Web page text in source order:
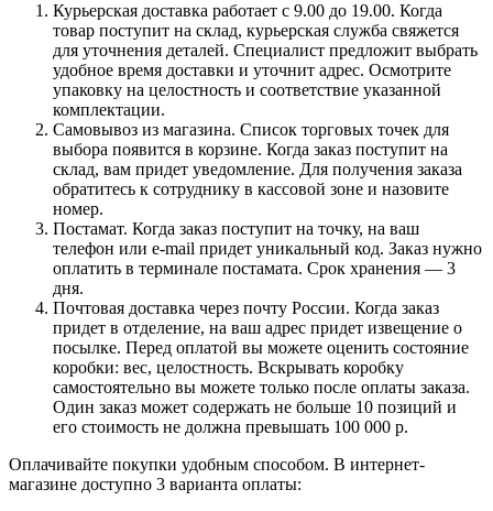
Курьерская доставка работает с 9.00 до 19.00. Когда
товар поступит на склад, курьерская служба свяжется
для уточнения деталей. Специалист предложит выбрать
удобное время доставки и уточнит адрес. Осмотрите
упаковку на целостность и соответствие указанной
комплектации.
Самовывоз из магазина. Список торговых точек для
выбора появится в корзине. Когда заказ поступит на
склад, вам придет уведомление. Для получения заказа
обратитесь к сотруднику в кассовой зоне и назовите
номер.
Постамат. Когда заказ поступит на точку, на ваш
телефон или e-mail придет уникальный код. Заказ нужно
оплатить в терминале постамата. Срок хранения — 3
дня.
Почтовая доставка через почту России. Когда заказ
придет в отделение, на ваш адрес придет извещение о
посылке. Перед оплатой вы можете оценить состояние
коробки: вес, целостность. Вскрывать коробку
самостоятельно вы можете только после оплаты заказа.
Один заказ может содержать не больше 10 позиций и
его стоимость не должна превышать 100 000 р.
Оплачивайте покупки удобным способом. В интернет-
магазине доступно 3 варианта оплаты: